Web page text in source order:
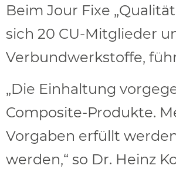
Beim Jour Fixe
sich 20 CU-Mitglieder
Verbundwerkstoffe,
„Die Einhaltung
Composite-Produkte.
Vorgaben erfüllt
werden,“ so Dr. Heinz